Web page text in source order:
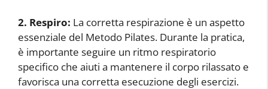
2. Respiro: La corretta respirazione è un aspetto
essenziale del Metodo Pilates. Durante la pratica,
è importante seguire un ritmo respiratorio
specifico che aiuti a mantenere il corpo rilassato e
favorisca una corretta esecuzione degli esercizi.